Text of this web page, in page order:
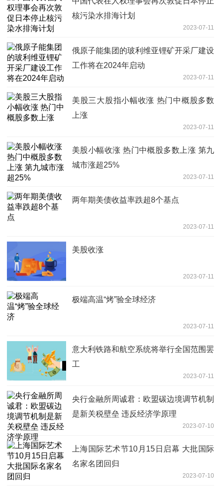
核污染水排海计划
2023-07-11
俄原子能集团的玻利维亚锂矿开采厂建设
工作将在2024年启动
2023-07-11
美股三大股指小幅收涨 热门中概股多数
上涨
2023-07-11
美股小幅收涨 热门中概股多数上涨 第九
城市涨超25%
2023-07-11
两年期美债收益率跌超8个基点
2023-07-11
美股收涨
2023-07-11
极端高温“烤”验全球经济
2023-07-11
意大利铁路和航空系统将举行全国范围罢
工
2023-07-11
央行金融所周诚君：欧盟碳边境调节机制
是新关税壁垒 违反经济学原理
2023-07-10
上海国际艺术节10月15日启幕 大批国际
名家名团回归
2023-07-10